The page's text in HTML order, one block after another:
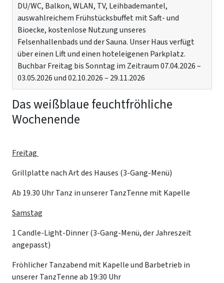
DU/WC, Balkon, WLAN, TV, Leihbademantel,
auswahlreichem Frühstücksbuffet mit Saft- und
Bioecke, kostenlose Nutzung unseres
Felsenhallenbads und der Sauna. Unser Haus verfügt
über einen Lift und einen hoteleigenen Parkplatz.
Buchbar Freitag bis Sonntag im Zeitraum 07.04.2026 –
03.05.2026 und 02.10.2026 – 29.11.2026
Das weißblaue feuchtfröhliche
Wochenende
Freitag
Grillplatte nach Art des Hauses (3-Gang-Menü)
Ab 19.30 Uhr Tanz in unserer TanzTenne mit Kapelle
Samstag
1 Candle-Light-Dinner (3-Gang-Menü, der Jahreszeit
angepasst)
Fröhlicher Tanzabend mit Kapelle und Barbetrieb in
unserer TanzTenne ab 19:30 Uhr